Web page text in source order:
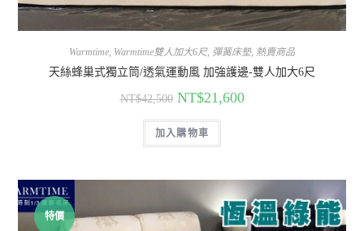
Warmtime, Warmtime雙人加大6尺, 彈簧床墊, 熱賣商品
天絲蜂巢式獨立筒/透氣運動風 加強護邊-雙人加大6尺
NT$42,500 NT$21,600
加入購物車
特價